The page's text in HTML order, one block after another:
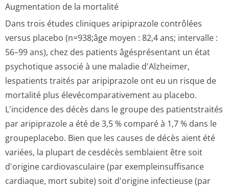
Augmentation de la mortalité
Dans trois études cliniques aripiprazole contrôlées
versus placebo (n=938;âge moyen : 82,4 ans; intervalle :
56–99 ans), chez des patients âgésprésentant un état
psychotique associé à une maladie d'Alzheimer,
lespatients traités par aripiprazole ont eu un risque de
mortalité plus élevécomparati­vement au placebo.
L'incidence des décès dans le groupe des patientstraités
par aripiprazole a été de 3,5 % comparé à 1,7 % dans le
groupeplacebo. Bien que les causes de décès aient été
variées, la plupart de cesdécès semblaient être soit
d'origine cardiovasculaire (par exempleinsuffisance
cardiaque, mort subite) soit d'origine infectieuse (par